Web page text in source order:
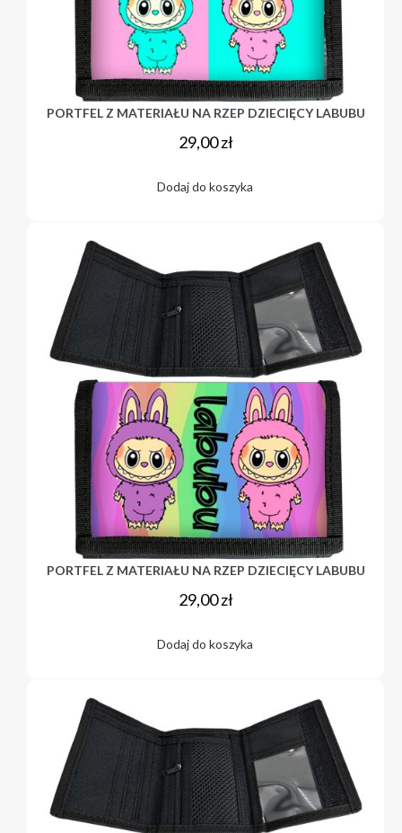
PORTFEL Z MATERIAŁU NA RZEP DZIECIĘCY LABUBU
29,00zł
Dodaj do koszyka
PORTFEL Z MATERIAŁU NA RZEP DZIECIĘCY LABUBU
29,00zł
Dodaj do koszyka